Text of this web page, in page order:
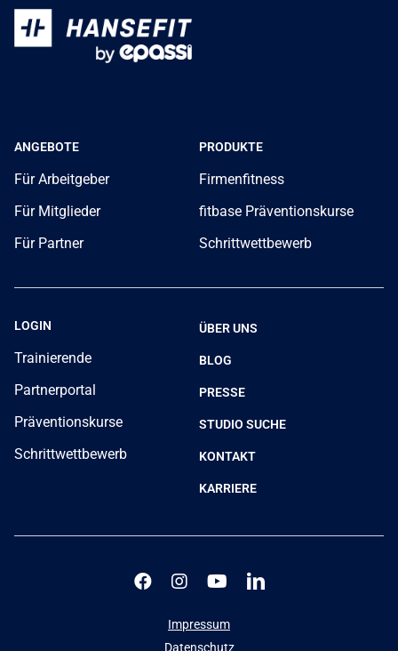
ANGEBOTE
Für Arbeitgeber
Für Mitglieder
Für Partner
PRODUKTE
Firmenfitness
fitbase Präventionskurse
Schrittwettbewerb
LOGIN
Trainierende
Partnerportal
Präventionskurse
Schrittwettbewerb
ÜBER UNS
BLOG
PRESSE
STUDIO SUCHE
KONTAKT
KARRIERE
Impressum
Datenschutz